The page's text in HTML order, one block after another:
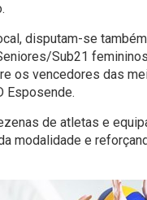
disputam-se
Sub21
os vencedores das
Esposende.
de atletas e
modalidade e